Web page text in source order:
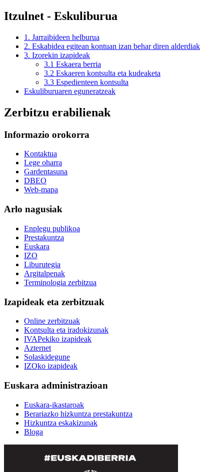
Itzulnet - Eskuliburua
1. Jarraibideen helburua
2. Eskabidea egitean kontuan izan behar diren alderdiak
3. Izorekin izapideak
3.1 Eskaera berria
3.2 Eskaeren kontsulta eta kudeaketa
3.3 Espedienteen kontsulta
Eskuliburuaren eguneratzeak
Zerbitzu erabilienak
Informazio orokorra
Kontaktua
Lege oharra
Gardentasuna
DBEO
Web-mapa
Arlo nagusiak
Enplegu publikoa
Prestakuntza
Euskara
IZO
Liburutegia
Argitalpenak
Terminologia zerbitzua
Izapideak eta zerbitzuak
Online zerbitzuak
Kontsulta eta iradokizunak
IVAPekiko izapideak
Azternet
Solaskidegune
IZOko izapideak
Euskara administrazioan
Euskara-ikastaroak
Berariazko hizkuntza prestakuntza
Hizkuntza eskakizunak
Bloga